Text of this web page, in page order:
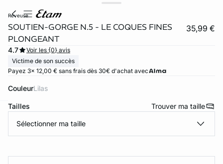
reveuse
SOUTIEN-GORGE N.5 - LE COQUES FINES
PLONGEANT
35,99 €
4.7
Voir les {0} avis
Victime de son succès
Payez 3x 12,00 € sans frais dès 30€ d'achat avec
Couleur lilas
Tailles Trouver ma taille
Sélectionner ma taille